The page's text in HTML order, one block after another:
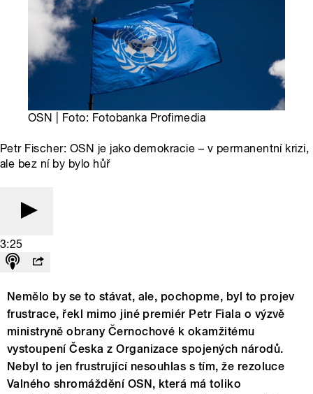
OSN | Foto: Fotobanka Profimedia
Petr Fischer: OSN je jako demokracie – v permanentní krizi,
ale bez ní by bylo hůř
3:25
Nemělo by se to stávat, ale, pochopme, byl to projev
frustrace, řekl mimo jiné premiér Petr Fiala o výzvě
ministryně obrany Černochové k okamžitému
vystoupení Česka z Organizace spojených národů.
Nebyl to jen frustrující nesouhlas s tím, že rezoluce
Valného shromáždění OSN, která má toliko